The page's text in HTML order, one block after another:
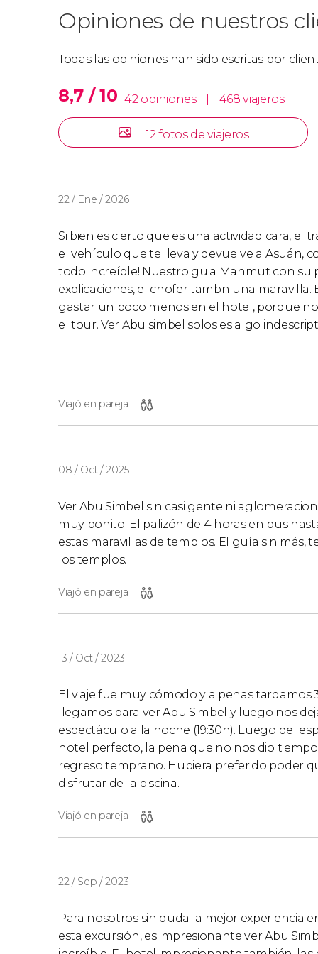
Opiniones de nuestros
Todas las opiniones han sido escritas por
8,7 / 10 42 opiniones 468 viajeros
12 fotos de viajeros
22 / Ene / 2026
Si bien es cierto que es una actividad cara, el
el vehículo que te lleva y devuelve a Asuán,
todo increíble! Nuestro guia Mahmut con su
explicaciones, el chofer tambn una
gastar un poco menos en el hotel, porque
el tour. Ver Abu simbel solos es algo
Viajó en pareja
08 / Oct / 2025
Ver Abu Simbel sin casi gente ni
muy bonito. El palizón de 4 horas en bus
estas maravillas de templos. El guía sin más,
los templos.
Viajó en pareja
13 / Oct / 2023
El viaje fue muy cómodo y a penas
llegamos para ver Abu Simbel y luego nos
espectáculo a la noche (19:30h). Luego del
hotel perfecto, la pena que no nos dio
regreso temprano. Hubiera preferido poder
disfrutar de la piscina.
Viajó en pareja
22 / Sep / 2023
Para nosotros sin duda la mejor experiencia
esta excursión, es impresionante ver Abu